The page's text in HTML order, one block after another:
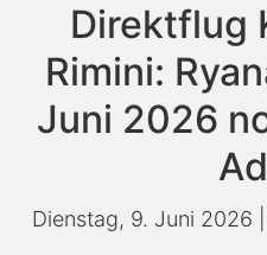
Direktflug
Rimini:
Juni 2026
Dienstag, 9. Juni 2026